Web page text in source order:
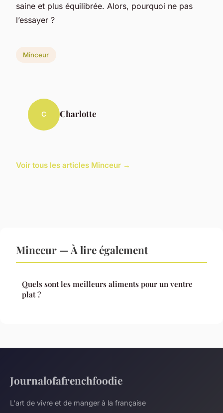
saine et plus équilibrée. Alors, pourquoi ne pas
l’essayer ?
Minceur
C Charlotte
Voir tous les articles Minceur →
Minceur — À lire également
Quels sont les meilleurs aliments pour un ventre
plat ?
Journalofafrenchfoodie
L'art de vivre et de manger à la française